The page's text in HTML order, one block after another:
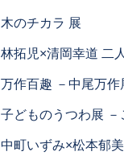
木のチカラ 展
林拓児×清岡幸道 二
万作百趣 －中尾万作
子どものうつわ展
中町いずみ×松本郁